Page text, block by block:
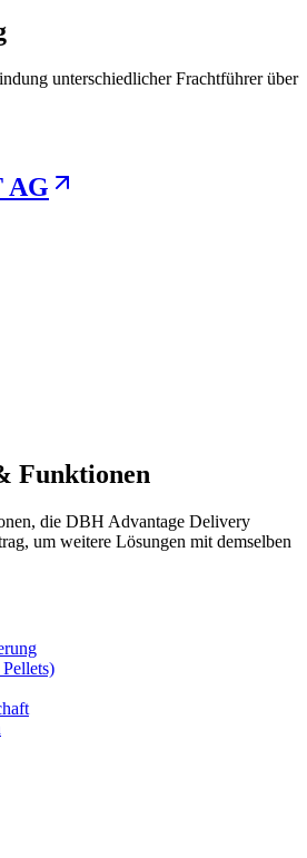
unterschiedlicher Frachtführer über
AG
Funktionen
die DBH Advantage Delivery
um weitere Lösungen mit demselben